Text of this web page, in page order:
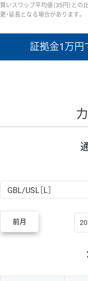
買いスワップ平均値（35円）と
更・延長となる場合があります。
証拠金1万円
1万通貨
EUR/JPY
GBP/JPY
AUD/JPY
NZD/JPY
前月